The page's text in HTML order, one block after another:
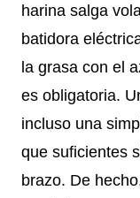
harina salga
batidora
la grasa con el
es obligatoria.
incluso una
que suficientes
brazo. De